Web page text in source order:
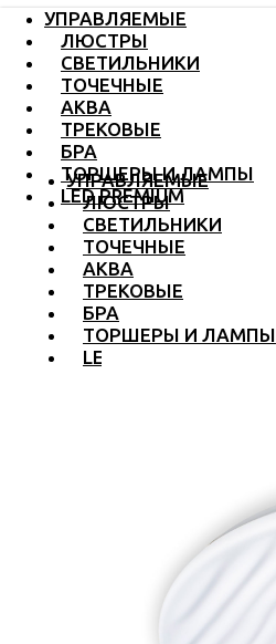
УПРАВЛЯЕМЫЕ
ЛЮСТРЫ
СВЕТИЛЬНИКИ
ТОЧЕЧНЫЕ
АКВА
ТРЕКОВЫЕ
БРА
ТОРШЕРЫ И ЛАМПЫ
LED PREMIUM
УПРАВЛЯЕМЫЕ
ЛЮСТРЫ
СВЕТИЛЬНИКИ
ТОЧЕЧНЫЕ
АКВА
ТРЕКОВЫЕ
БРА
ТОРШЕРЫ И ЛАМПЫ
LED PREMIUM